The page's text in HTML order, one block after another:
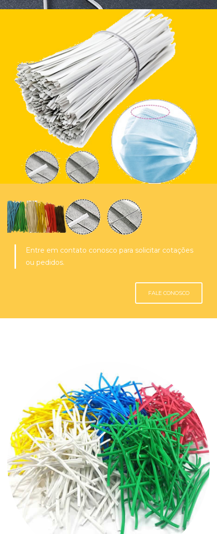
Entre em contato conosco para solicitar cotações
ou pedidos.
FALE CONOSCO